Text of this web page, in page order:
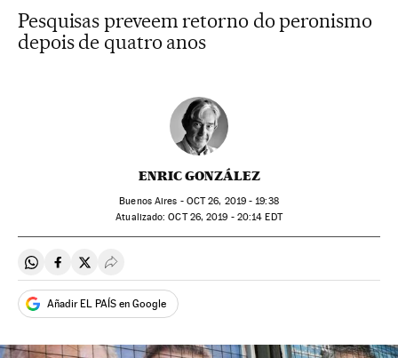
Pesquisas preveem retorno do peronismo
depois de quatro anos
ENRIC GONZÁLEZ
Buenos Aires - OCT26, 2019 - 19:38
atualizado: OCT26, 2019 - 20:14 EDT
Compartir en Whatsapp
Compartir en Facebook
Compartir en Twitter
Desplegar Redes Sociales
Añadir EL PAÍS en Google